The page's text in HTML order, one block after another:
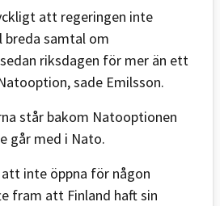
att regeringen inte
samtal om
riksdagen för mer än ett
sade Emilsson.
står bakom Natooptionen
går med i Nato.
inte öppna för någon
fram att Finland haft sin